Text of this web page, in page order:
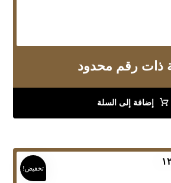
ذات رقم محدود
إضافة إلى السلة
تخفيض!